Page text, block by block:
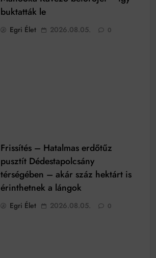
buktatták le
Egri Élet 2026.08.05. 0
Frissítés – Hatalmas erdőtűz
pusztít Dédestapolcsány
térségében – akár száz hektárt is
érinthetnek a lángok
Egri Élet 2026.08.05. 0